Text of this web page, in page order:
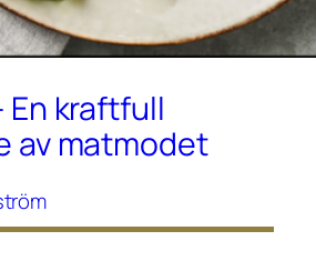
En kraftfull
av matmodet